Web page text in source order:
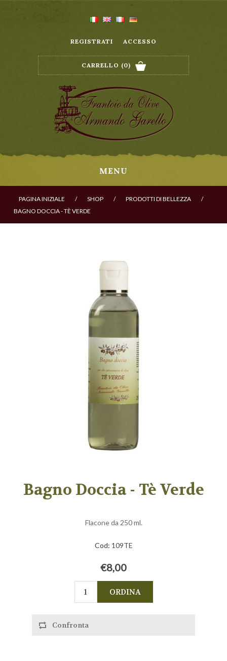
REGISTRATI ACCESSO
CARRELLO (0)
MENU
PAGINA INIZIALE / SHOP / PRODOTTI DI BELLEZZA
/
BAGNO DOCCIA - TÈ VERDE
Bagno Doccia - Tè Verde
Flacone da 250 ml.
Cod: 109TE
€8,00